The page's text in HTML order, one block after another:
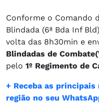
Conforme o Comando
Blindada (6ª Bda Inf
volta das 8h30min e
Blindadas de Combate
pelo 1º Regimento de
+ Receba as
região no seu